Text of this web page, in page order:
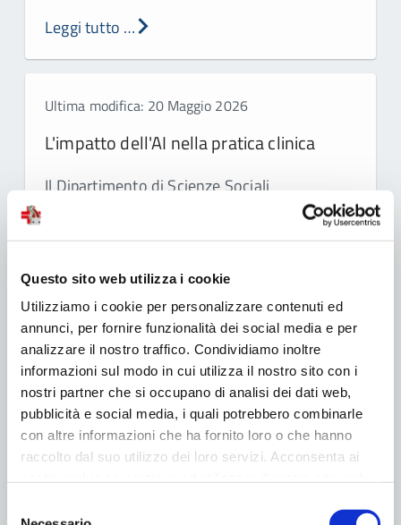
Questo sito web utilizza i cookie
Utilizziamo i cookie per personalizzare contenuti ed
annunci, per fornire funzionalità dei social media e per
analizzare il nostro traffico. Condividiamo inoltre
informazioni sul modo in cui utilizza il nostro sito con i
nostri partner che si occupano di analisi dei dati web,
pubblicità e social media, i quali potrebbero combinarle
con altre informazioni che ha fornito loro o che hanno
raccolto dal suo utilizzo dei loro servizi. Acconsenta ai
Leggi tutto …
Ultima modifica: 20 Maggio 2026
L'impatto dell'AI nella pratica clinica
Il Dipartimento di Scienze Sociali
dell’Università degli Studi di Napoli Federico
II sta conducendo una ricerca di rilevanza
dell’Intelligenza Artificiale nella pratica
clinica italiana”.
Lo studio intende analizzare le principali
determinanti che favoriscono o ostacolano
l’adozione dell’Intelligenza Artificiale nella
pratica clinica, sia come sistemi di supporto
alle decisioni cliniche, sia come strumenti di
AI generativa.